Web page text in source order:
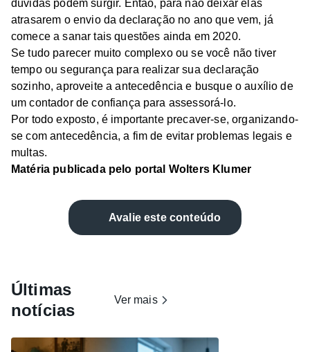
dúvidas podem surgir. Então, para não deixar elas
atrasarem o envio da declaração no ano que vem, já
comece a sanar tais questões ainda em 2020.
Se tudo parecer muito complexo ou se você não tiver
tempo ou segurança para realizar sua declaração
sozinho, aproveite a antecedência e busque o auxílio de
um contador de confiança para assessorá-lo.
Por todo exposto, é importante precaver-se, organizando-
se com antecedência, a fim de evitar problemas legais e
multas.
Matéria publicada pelo portal Wolters Klumer
Avalie este conteúdo
Últimas
notícias
Ver mais